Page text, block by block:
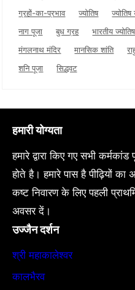
ग्रहों-का-प्रभाव
ज्योतिष ज्योतिष
नाग पूजा
बुध ग्रह भारतीय ज्योतिष
मंगलनाथ मंदिर
मानसिक शांति
शनि पूजा
सिद्धवट
हमारी योग्यता
हमारे द्वारा किए गए सभी
होते है। हमारे पास है पीढ़ियों
कष्ट निवारण के लिए पहली
अवसर दें।
उज्जैन दर्शन
श्री महाकालेश्वर
कालभैरव